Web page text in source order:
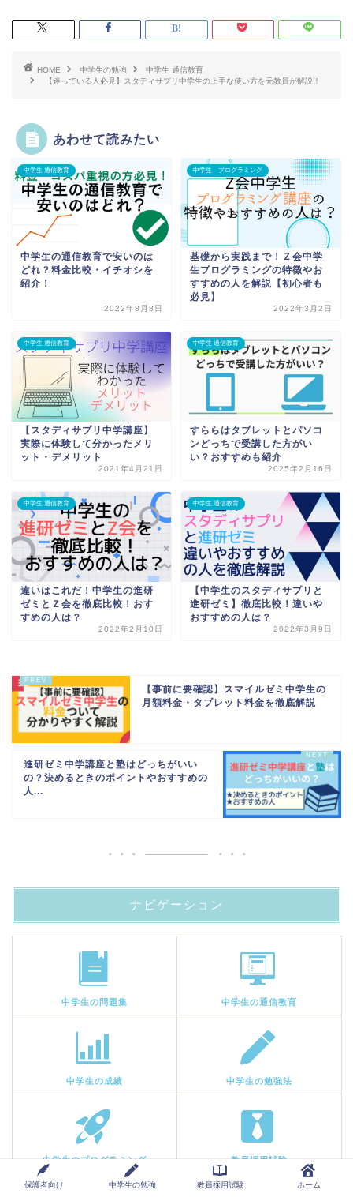
HOME 中学生の勉強
中学生 通信教育
【迷っている人必見】スタディサプリ中学生の上手な使い方を元教員が解説！
あわせて読みたい
中学生 通信教育
中学生の通信教育で安いのは
どれ？料金比較・イチオシを
紹介！
2022年8月8日
中学生 プログラミング
基礎から実践まで！Ｚ会中学
生プログラミングの特徴やお
すすめの人を解説【初心者も
必見】
2022年3月2日
中学生 通信教育
【スタディサプリ中学講座】
実際に体験して分かったメリ
ット・デメリット
2021年4月21日
中学生 通信教育
すららはタブレットとパソコ
ンどっちで受講した方がい
い？おすすめも紹介
2025年2月16日
中学生 通信教育
違いはこれだ！中学生の進研
ゼミとＺ会を徹底比較！おす
すめの人は？
2022年2月10日
中学生 通信教育
【中学生のスタディサプリと
進研ゼミ】徹底比較！違いや
おすすめの人は？
2022年3月9日
【事前に要確認】スマイルゼミ中学生の
月額料金・タブレット料金を徹底解説
進研ゼミ中学講座と塾はどっちがいい
の？決めるときのポイントやおすすめの
人...
ナビゲーション
中学生の問題集 中学生の通信教育
中学生の成績 中学生の勉強法
中学生のプログラミング 教員採用試験
保護者向け 中学生の勉強 教員採用試験 ホーム